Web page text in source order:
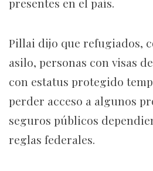
presentes en el país.
Pillai dijo que refugiados,
asilo, personas con visas
con estatus protegido
perder acceso a algunos
seguros públicos
reglas federales.